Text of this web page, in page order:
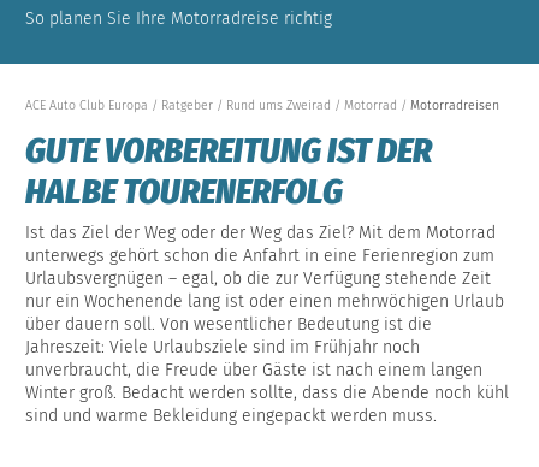
So planen Sie Ihre Motorradreise richtig
ACE Auto Club Europa Ratgeber Rund ums Zweirad Motorrad Motorradreisen
GUTE VORBEREITUNG IST DER
HALBE TOURENERFOLG
Ist das Ziel der Weg oder der Weg das Ziel? Mit dem Motorrad
unterwegs gehört schon die Anfahrt in eine Ferienregion zum
Urlaubsvergnügen – egal, ob die zur Verfügung stehende Zeit
nur ein Wochenende lang ist oder einen mehrwöchigen Urlaub
über dauern soll. Von wesentlicher Bedeutung ist die
Jahreszeit: Viele Urlaubsziele sind im Frühjahr noch
unverbraucht, die Freude über Gäste ist nach einem langen
Winter groß. Bedacht werden sollte, dass die Abende noch kühl
sind und warme Bekleidung eingepackt werden muss.